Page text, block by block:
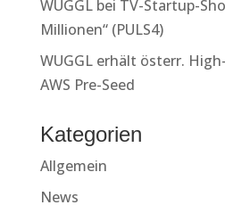
WUGGL bei TV-Startup-
Millionen“ (PULS4)
WUGGL erhält österr.
AWS Pre-Seed
Kategorien
Allgemein
News